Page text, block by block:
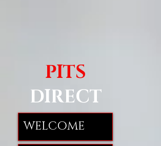
PITS
DIRECT
WELCOME